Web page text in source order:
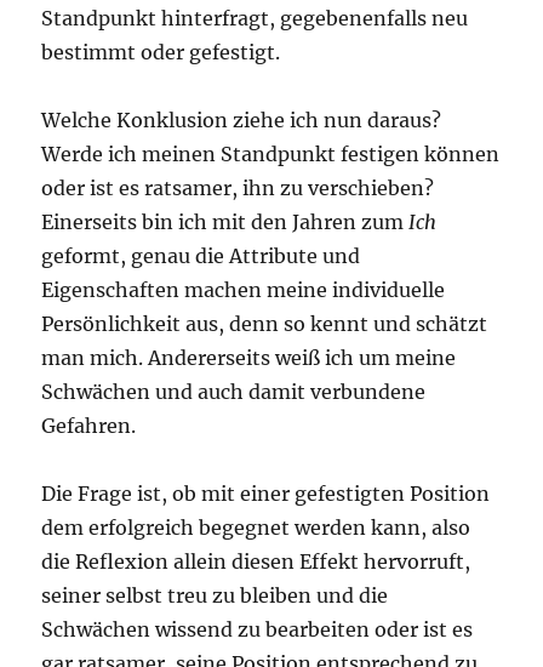
Standpunkt hinterfragt, gegebenenfalls neu
bestimmt oder gefestigt.
Welche Konklusion ziehe ich nun daraus?
Werde ich meinen Standpunkt festigen können
oder ist es ratsamer, ihn zu verschieben?
Einerseits bin ich mit den Jahren zumIch
geformt, genau die Attribute und
Eigenschaften machen meine individuelle
Persönlichkeit aus, denn so kennt und schätzt
man mich. Andererseits weiß ich um meine
Schwächen und auch damit verbundene
Gefahren.
Die Frage ist, ob mit einer gefestigten Position
dem erfolgreich begegnet werden kann, also
die Reflexion allein diesen Effekt hervorruft,
seiner selbst treu zu bleiben und die
Schwächen wissend zu bearbeiten oder ist es